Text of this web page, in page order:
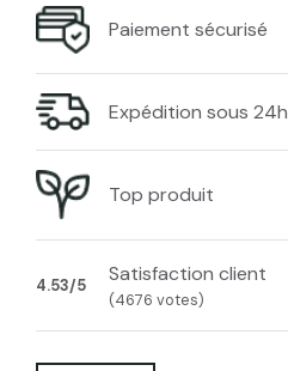
Paiement sécurisé
Expédition sous 24h
Top produit
4.53/5 Satisfaction client
(4676 votes)